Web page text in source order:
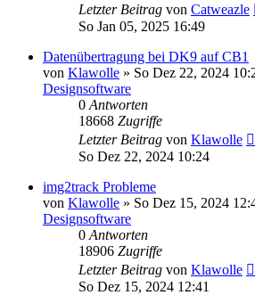
Letzter Beitrag von Catweazle
So Jan 05, 2025 16:49
Datenübertragung bei DK9 auf CB1
von Klawolle » So Dez 22, 2024
Designsoftware
0 Antworten
18668 Zugriffe
Letzter Beitrag von Klawolle
So Dez 22, 2024 10:24
img2track Probleme
von Klawolle » So Dez 15, 2024
Designsoftware
0 Antworten
18906 Zugriffe
Letzter Beitrag von Klawolle
So Dez 15, 2024 12:41